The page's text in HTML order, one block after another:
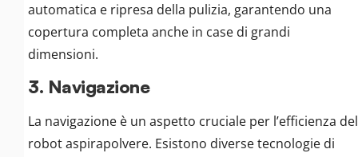
automatica e ripresa della pulizia, garantendo una
copertura completa anche in case di grandi
dimensioni.
3. Navigazione
La navigazione è un aspetto cruciale per l’efficienza del
robot aspirapolvere. Esistono diverse tecnologie di